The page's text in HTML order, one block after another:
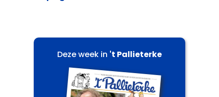
Deze week in 't Pallieterke